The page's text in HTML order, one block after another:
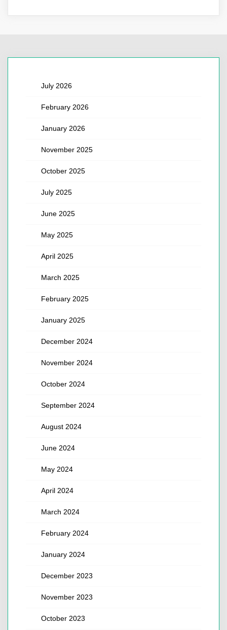
July 2026
February 2026
January 2026
November 2025
October 2025
July 2025
June 2025
May 2025
April 2025
March 2025
February 2025
January 2025
December 2024
November 2024
October 2024
September 2024
August 2024
June 2024
May 2024
April 2024
March 2024
February 2024
January 2024
December 2023
November 2023
October 2023